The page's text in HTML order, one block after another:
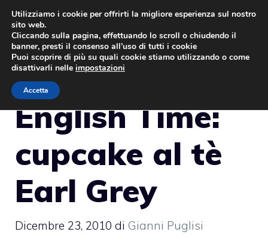
Vai
contenuto
English Time:
cupcake al tè
Earl Grey
Dicembre 23, 2010 di Gianni Puglisi
Utilizziamo i cookie per offrirti la migliore esperienza sul nostro
sito web.
Cliccando sulla pagina, effettuando lo scroll o chiudendo il
banner, presti il consenso all’uso di tutti i cookie
Puoi scoprire di più su quali cookie stiamo utilizzando o come
disattivarli nelle impostazioni
Accetta